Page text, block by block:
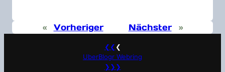
« Vorheriger Nächster »
❮❮ ❮
UberBlogr Webring
❯❯❯